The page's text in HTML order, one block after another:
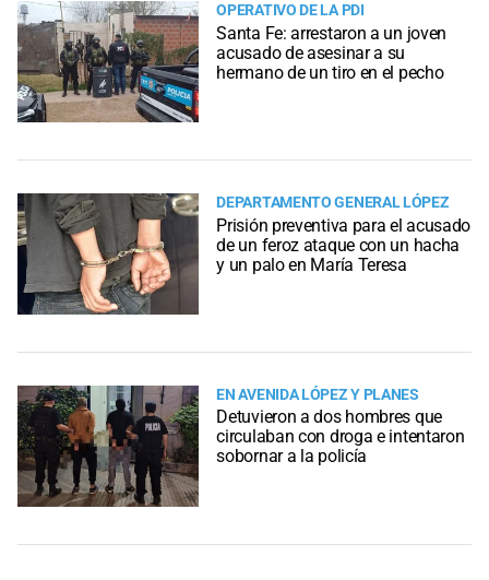
OPERATIVO DE LA PDI
Santa Fe: arrestaron a un joven
acusado de asesinar a su
hermano de un tiro en el pecho
DEPARTAMENTO GENERAL LÓPEZ
Prisión preventiva para el acusado
de un feroz ataque con un hacha
y un palo en María Teresa
EN AVENIDA LÓPEZ Y PLANES
Detuvieron a dos hombres que
circulaban con droga e intentaron
sobornar a la policía